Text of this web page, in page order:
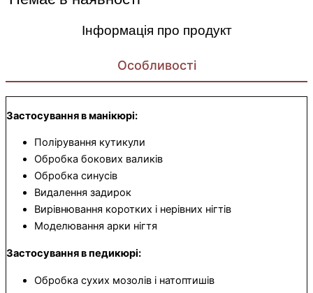
Інформація про продукт
Особливості
Застосування в манікюрі:
Полірування кутикули
Обробка бокових валиків
Обробка синусів
Видалення задирок
Вирівнювання коротких і нерівних нігтів
Моделювання арки нігтя
Застосування в педикюрі:
Обробка сухих мозолів і натоптишів